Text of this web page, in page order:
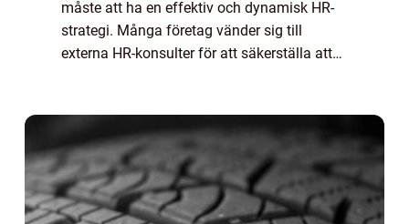
måste att ha en effektiv och dynamisk HR-
strategi. Många företag vänder sig till
externa HR-konsulter för att säkerställa att